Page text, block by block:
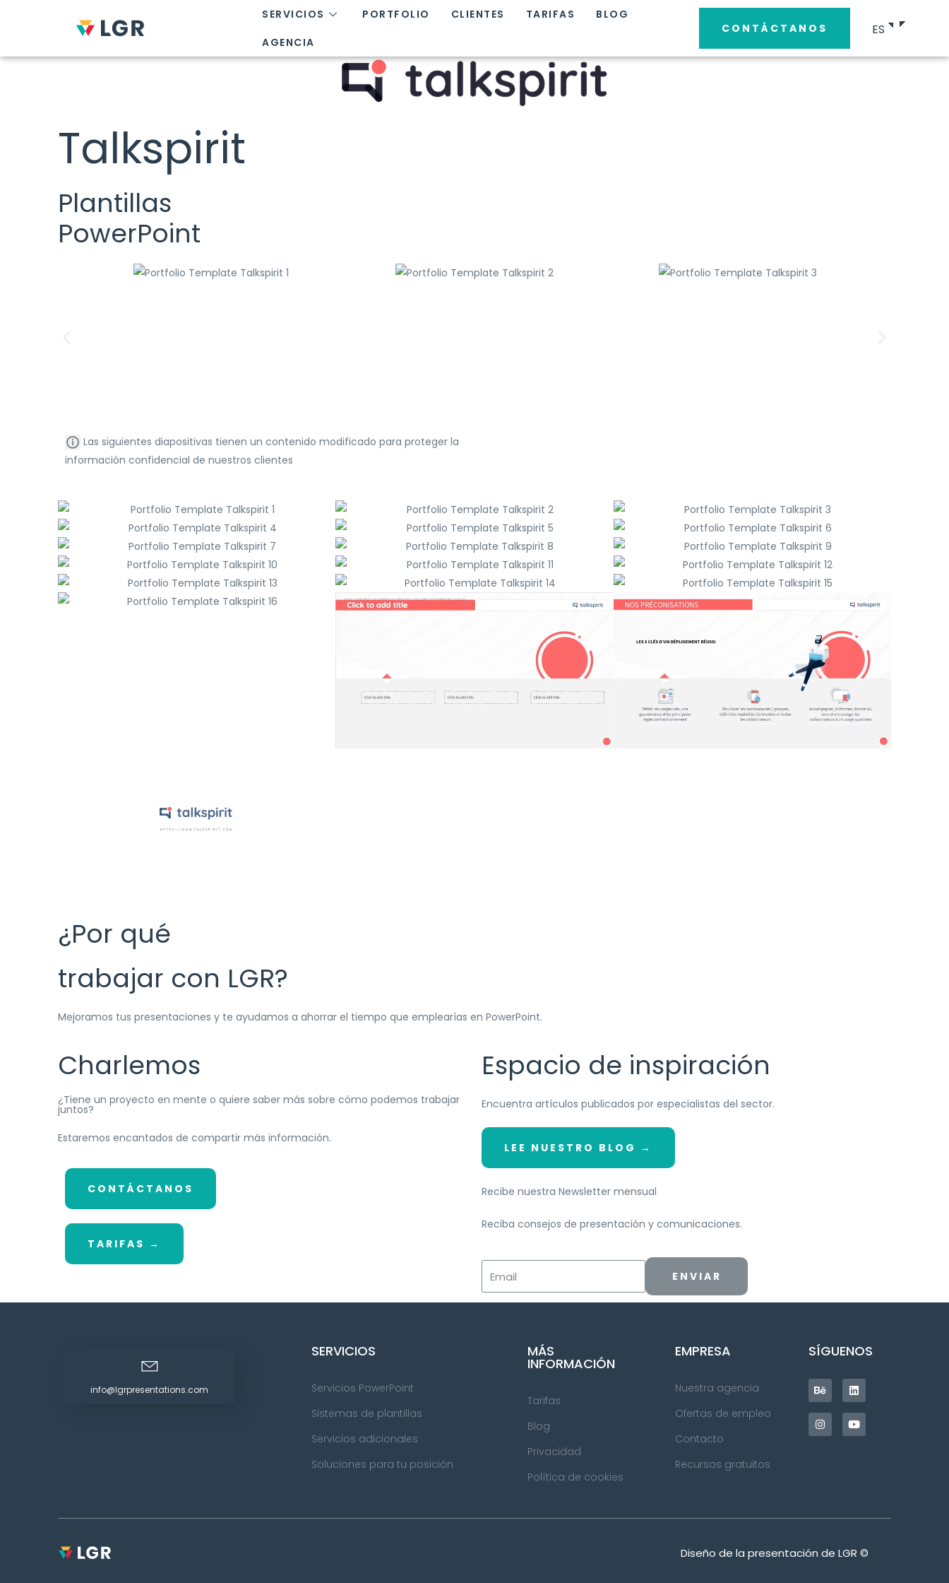
SERVICIOS PORTFOLIO CLIENTES TARIFAS
BLOG
AGENCIA
CONTÁCTANOS ES
Talkspirit
Plantillas
PowerPoint
Las siguientes diapositivas tienen un contenido modificado para proteger la
información confidencial de nuestros clientes
¿Por qué
trabajar con LGR?
Mejoramos tus presentaciones y te ayudamos a ahorrar el tiempo que emplearías en PowerPoint.
Charlemos
¿Tiene un proyecto en mente o quiere saber más sobre cómo podemos trabajar
juntos?
Estaremos encantados de compartir más información.
CONTÁCTANOS
TARIFAS →
Espacio de inspiración
Encuentra artículos publicados por especialistas del sector.
LEE NUESTRO BLOG →
Recibe nuestra Newsletter mensual
Reciba consejos de presentación y comunicaciones.
ENVIAR
info@lgrpresentations.com
SERVICIOS
Servicios PowerPoint
Sistemas de plantillas
Servicios adicionales
Soluciones para tu posición
MÁS
INFORMACIÓN
Tarifas
Blog
Privacidad
Política de cookies
EMPRESA
Nuestra agencia
Ofertas de empleo
Contacto
Recursos gratuitos
SÍGUENOS
Diseño de la presentación de LGR ©